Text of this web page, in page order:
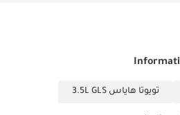
تويوتا هاياس 3.5L GLS